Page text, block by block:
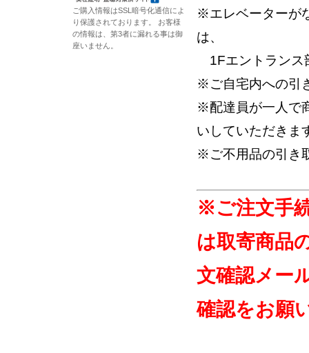
※エレベーターが
は、
1Fエントランス
※ご自宅内への引
※配達員が一人で
いしていただきま
※ご不用品の引き
※ご注文手
は取寄商品
文確認メー
確認をお願
ご購入情報はSSL暗号化通信によ
り保護されております。 お客様
の情報は、第3者に漏れる事は御
座いません。